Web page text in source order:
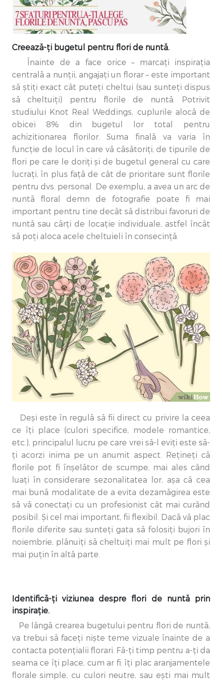
Creează-ți bugetul pentru flori de nuntă.
Înainte de a face orice – marcați inspirația
centrală a nunții, angajați un florar – este important
să știți exact cât puteți cheltui (sau sunteți dispus
să cheltuiți) pentru florile de nuntă. Potrivit
studiului Knot Real Weddings, cuplurile alocă de
obicei 8% din bugetul lor total pentru
achizitionarea florilor. Suma finală va varia în
funcție de locul în care vă căsătoriți, de tipurile de
flori pe care le doriți și de bugetul general cu care
lucrați, în plus față de cât de prioritare sunt florile
pentru dvs. personal. De exemplu, a avea un arc de
nuntă floral demn de fotografie poate fi mai
important pentru tine decât să distribui favoruri de
nuntă sau cărți de locație individuale, astfel încât
să poți aloca acele cheltuieli în consecință.
Deși este în regulă să fii direct cu privire la ceea
ce îți place (culori specifice, modele romantice,
etc.), principalul lucru pe care vrei să-l eviți este să-
ți acorzi inima pe un anumit aspect. Rețineți că
florile pot fi înșelător de scumpe, mai ales când
luați în considerare sezonalitatea lor, așa că cea
mai bună modalitate de a evita dezamăgirea este
să vă conectați cu un profesionist cât mai curând
posibil. Și cel mai important, fii flexibil. Dacă vă plac
florile diferite sau sunteți gata să folosiți bujori în
noiembrie, plănuiți să cheltuiți mai mult pe flori și
mai puțin în altă parte.
Identifică-ți viziunea despre flori de nuntă prin
inspirație.
Pe lângă crearea bugetului pentru flori de nuntă,
va trebui să faceți niște teme vizuale înainte de a
contacta potențialii florari. Fă-ți timp pentru a-ți da
seama ce îți place, cum ar fi: îți plac aranjamentele
florale simple, cu culori neutre, sau ești mai mult